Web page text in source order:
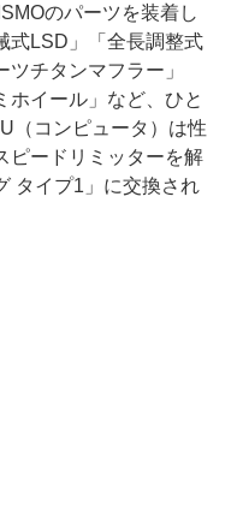
のパーツを装着し
式LSD」「全長調整式
チタンマフラー」
ホイール」など、ひと
（コンピュータ）は性
ピードリミッターを解
タイプ1」に交換され